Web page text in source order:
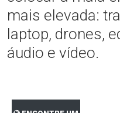
mais elevada:
laptop, drones,
áudio e vídeo.